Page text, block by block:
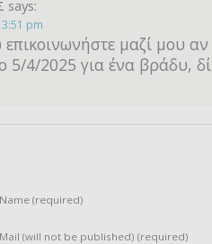
says:
pm
μαζί μου
5/4/2025 για ένα βράδυ,
Name (required)
Mail (will not be published) (required)